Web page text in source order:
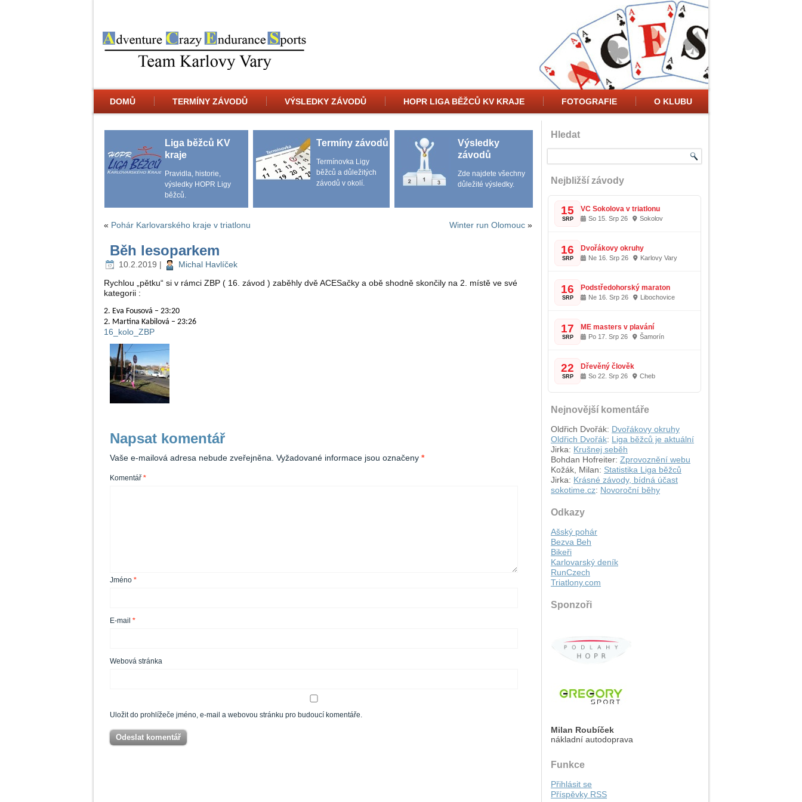
DOMŮ TERMÍNY ZÁVODŮ VÝSLEDKY ZÁVODŮ HOPR LIGA BĚŽCŮ KV KRAJE FOTOGRAFIE O KLUBU
Liga běžců KV
kraje
Pravidla, historie,
výsledky HOPR Ligy
běžců.
Termíny závodů
Termínovka Ligy
běžců a důležitých
závodů v okolí.
Výsledky
závodů
Zde najdete všechny
důležité výsledky.
« Pohár Karlovarského kraje v triatlonu Winter run Olomouc »
Běh lesoparkem
10.2.2019 |
Michal Havlíček
Rychlou „pětku“ si v rámci ZBP ( 16. závod ) zaběhly dvě ACESačky a obě shodně skončily na 2. místě ve své
kategorii :
2. Eva Fousová – 23:20
2. Martina Kabilová – 23:26
16_kolo_ZBP
Napsat komentář
Vaše e-mailová adresa nebude zveřejněna. Vyžadované informace jsou označeny *
Komentář *
Jméno *
E-mail *
Webová stránka
Uložit do prohlížeče jméno, e-mail a webovou stránku pro budoucí komentáře.
Hledat
Nejbližší závody
15
SRP
VC Sokolova v triatlonu
So 15. Srp 26 Sokolov
16
SRP
Dvořákovy okruhy
Ne 16. Srp 26 Karlovy Vary
16
SRP
Podstředohorský maraton
Ne 16. Srp 26 Libochovice
17
SRP
ME masters v plavání
Po 17. Srp 26 Šamorín
22
SRP
Dřevěný člověk
So 22. Srp 26 Cheb
Nejnovější komentáře
Oldřich Dvořák: Dvořákovy okruhy
Oldřich Dvořák: Liga běžců je aktuální
Jirka: Krušnej seběh
Bohdan Hofreiter: Zprovoznění webu
Kožák, Milan: Statistika Liga běžců
Jirka: Krásné závody, bídná účast
sokotime.cz: Novoroční běhy
Odkazy
Ašský pohár
Bezva Beh
Bikeři
Karlovarský deník
RunCzech
Triatlony.com
Sponzoři
Milan Roubíček
nákladní autodoprava
Funkce
Přihlásit se
Příspěvky RSS